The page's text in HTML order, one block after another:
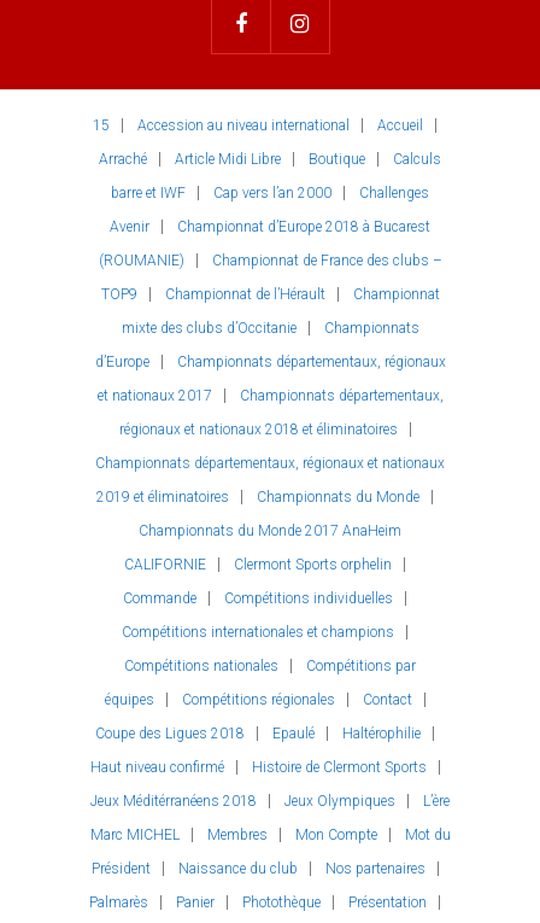
15 Accession au niveau international
Accueil
Arraché
Article Midi Libre Boutique
Calculs
barre et IWF
Cap vers l’an 2000
Challenges
Avenir
Championnat d’Europe 2018 à Bucarest
(ROUMANIE)
Championnat de France des clubs –
TOP9
Championnat de l’Hérault
Championnat
mixte des clubs d’Occitanie
Championnats
d’Europe
Championnats départementaux, régionaux
et nationaux 2017
Championnats départementaux,
régionaux et nationaux 2018 et éliminatoires
Championnats départementaux, régionaux et nationaux
2019 et éliminatoires
Championnats du Monde
Championnats du Monde 2017 AnaHeim
CALIFORNIE
Clermont Sports orphelin
Commande
Compétitions individuelles
Compétitions internationales et champions
Compétitions nationales
Compétitions par
équipes
Compétitions régionales
Contact
Coupe des Ligues 2018
Epaulé
Haltérophilie
Haut niveau confirmé
Histoire de Clermont Sports
Jeux Méditérranéens 2018
Jeux Olympiques
L’ère
Marc MICHEL
Membres Mon Compte
Mot du
Président
Naissance du club
Nos partenaires
Palmarès
Panier Photothèque Présentation